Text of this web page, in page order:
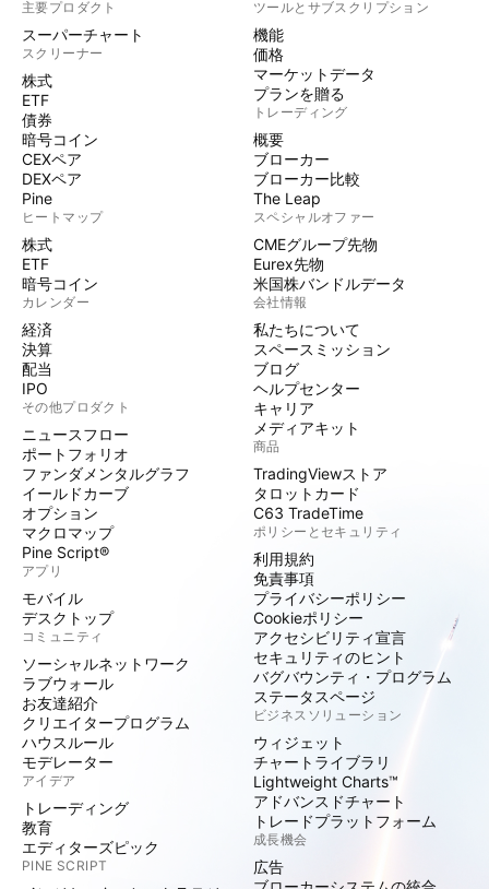
主要プロダクト
スーパーチャート
スクリーナー
株式
ETF
債券
暗号コイン
CEXペア
DEXペア
Pine
ヒートマップ
株式
ETF
暗号コイン
カレンダー
経済
決算
配当
IPO
その他プロダクト
ニュースフロー
ポートフォリオ
ファンダメンタルグラフ
イールドカーブ
オプション
マクロマップ
Pine Script®
アプリ
モバイル
デスクトップ
コミュニティ
ソーシャルネットワーク
ラブウォール
お友達紹介
クリエイタープログラム
ハウスルール
モデレーター
アイデア
トレーディング
教育
エディターズピック
PINE SCRIPT
ツールとサブスクリプション
機能
価格
マーケットデータ
プランを贈る
トレーディング
概要
ブローカー
ブローカー比較
The Leap
スペシャルオファー
CMEグループ先物
Eurex先物
米国株バンドルデータ
会社情報
私たちについて
スペースミッション
ブログ
ヘルプセンター
キャリア
メディアキット
商品
TradingViewストア
タロットカード
C63 TradeTime
ポリシーとセキュリティ
利用規約
免責事項
プライバシーポリシー
Cookieポリシー
アクセシビリティ宣言
セキュリティのヒント
バグバウンティ・プログラム
ステータスページ
ビジネスソリューション
ウィジェット
チャートライブラリ
Lightweight Charts™
アドバンスドチャート
トレードプラットフォーム
成長機会
広告